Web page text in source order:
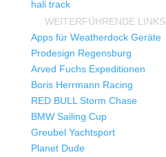
hali track
WEITERFÜHRENDE LINKS
Apps für Weatherdock Geräte
Prodesign Regensburg
Arved Fuchs Expeditionen
Boris Herrmann Racing
RED BULL Storm Chase
BMW Sailing Cup
Greubel Yachtsport
Planet Dude